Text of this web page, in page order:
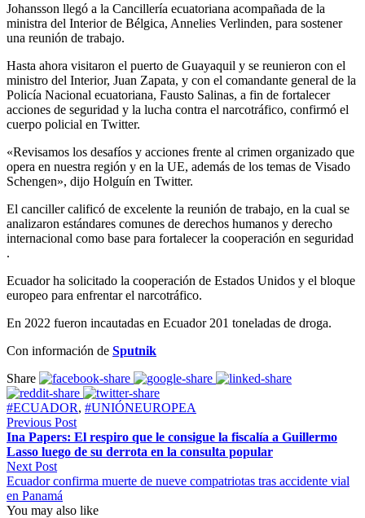
Johansson llegó a la Cancillería ecuatoriana acompañada de la
ministra del Interior de Bélgica, Annelies Verlinden, para sostener
una reunión de trabajo.
Hasta ahora visitaron el puerto de Guayaquil y se reunieron con el
ministro del Interior, Juan Zapata, y con el comandante general de la
Policía Nacional ecuatoriana, Fausto Salinas, a fin de fortalecer
acciones de seguridad y la lucha contra el narcotráfico, confirmó el
cuerpo policial en Twitter.
«Revisamos los desafíos y acciones frente al crimen organizado que
opera en nuestra región y en la UE, además de los temas de Visado
Schengen», dijo Holguín en Twitter.
El canciller calificó de excelente la reunión de trabajo, en la cual se
analizaron estándares comunes de derechos humanos y derecho
internacional como base para fortalecer la cooperación en seguridad
.
Ecuador ha solicitado la cooperación de Estados Unidos y el bloque
europeo para enfrentar el narcotráfico.
En 2022 fueron incautadas en Ecuador 201 toneladas de droga.
Con información de Sputnik
Share
#ECUADOR, #UNIÓNEUROPEA
Previous Post
Ina Papers: El respiro que le consigue la fiscalía a Guillermo
Lasso luego de su derrota en la consulta popular
Next Post
Ecuador confirma muerte de nueve compatriotas tras accidente vial
en Panamá
You may also like